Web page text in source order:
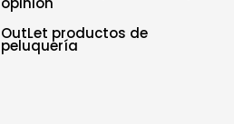
OutLet productos de
peluquería